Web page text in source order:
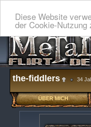
Diese Website
der Cookie-Nutzung
the-fiddlers 34
ÜBER MICH